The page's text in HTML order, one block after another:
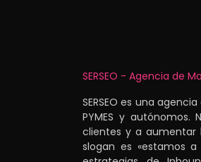
SERSEO - Agencia de
SERSEO es una
PYMES y
clientes y a aumentar
slogan es «estamos